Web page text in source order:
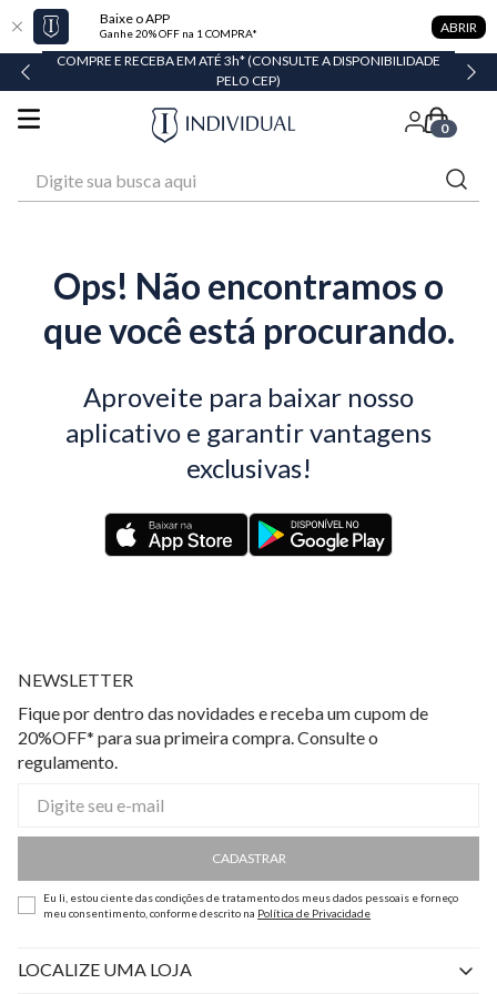
Baixe o APP
Ganhe 20% OFF na 1 COMPRA* ABRIR
COMPRE E RECEBA EM ATÉ 3h* (CONSULTE A DISPONIBILIDADE
PELO CEP)
0
Ops! Não encontramos o
que você está procurando.
Aproveite para baixar nosso
aplicativo e garantir vantagens
exclusivas!
NEWSLETTER
Fique por dentro das novidades e receba um cupom de
20%OFF* para sua primeira compra. Consulte o
regulamento.
CADASTRAR
Eu li, estou ciente das condições de tratamento dos meus dados pessoais e forneço
meu consentimento, conforme descrito na Política de Privacidade
LOCALIZE UMA LOJA